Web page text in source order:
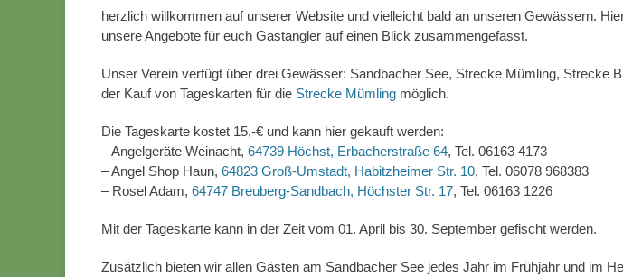
herzlich willkommen auf unserer Website und vielleicht bald an unseren Gewässern.
unsere Angebote für euch Gastangler auf einen Blick zusammengefasst.
Unser Verein verfügt über drei Gewässer: Sandbacher See, Strecke Mümling, Strecke
der Kauf von Tageskarten für die Strecke Mümling möglich.
Die Tageskarte kostet 15,-€ und kann hier gekauft werden:
– Angelgeräte Weinacht, 64739 Höchst, Erbacherstraße 64, Tel. 06163 4173
– Angel Shop Haun, 64823 Groß-Umstadt, Habitzheimer Str. 10, Tel. 06078 968383
– Rosel Adam, 64747 Breuberg-Sandbach, Höchster Str. 17, Tel. 06163 1226
Mit der Tageskarte kann in der Zeit vom 01. April bis 30. September gefischt werden.
Zusätzlich bieten wir allen Gästen am Sandbacher See jedes Jahr im Frühjahr und im